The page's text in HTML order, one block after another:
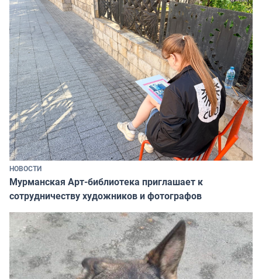
НОВОСТИ
Мурманская Арт-библиотека приглашает к
сотрудничеству художников и фотографов